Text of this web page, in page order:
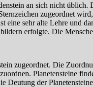
an sich nicht
zugeordnet
sehr alte Lehre und
erfolgte. Die
zugeordnet. Die
Planetensteine
der